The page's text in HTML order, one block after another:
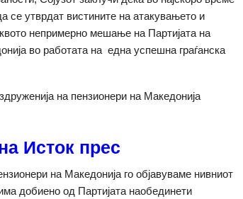
се утврдат вистините на атакувањето и
непримерно мешање на Партијата на
во работата на една успешна граѓанска
на пензионери на Македонија
Исток прес
на Македонија го објавуваме нивниот
добиено од Партијата наобединети